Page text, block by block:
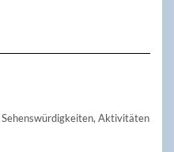
Aktivitäten